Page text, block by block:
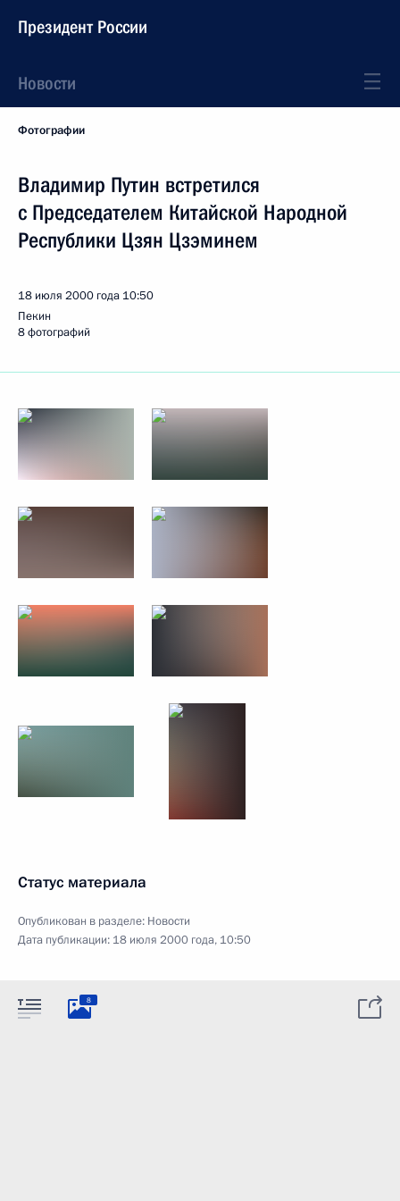
Президент России
Новости
Фотографии
Владимир Путин встретился
с Председателем Китайской Народной
Республики Цзян Цзэминем
18 июля 2000 года 10:50
Пекин
8 фотографий
Статус материала
Опубликован в разделе: Новости
Дата публикации: 18 июля 2000 года, 10:50
8